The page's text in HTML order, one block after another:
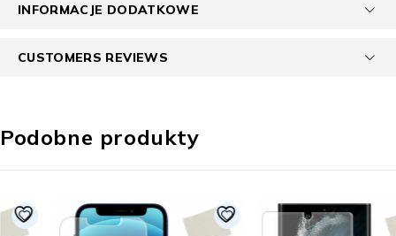
INFORMACJE DODATKOWE
CUSTOMERS REVIEWS
Podobne produkty